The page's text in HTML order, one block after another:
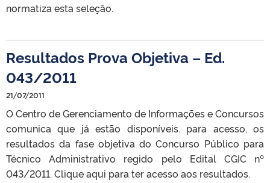
normatiza esta seleção.
Resultados Prova Objetiva – Ed.
043/2011
21/07/2011
O Centro de Gerenciamento de Informações e Concursos
comunica que já estão disponíveis. para acesso, os
resultados da fase objetiva do Concurso Público para
Técnico Administrativo regido pelo Edital CGIC nº
043/2011. Clique aqui para ter acesso aos resultados.